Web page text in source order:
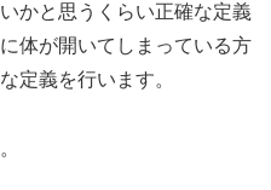
かと思うくらい正確な定義
体が開いてしまっている方
定義を行います。